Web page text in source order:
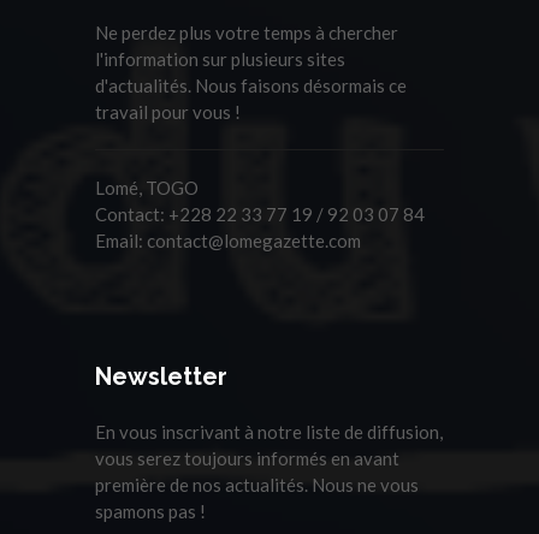
Ne perdez plus votre temps à chercher
l'information sur plusieurs sites
d'actualités. Nous faisons désormais ce
travail pour vous !
Lomé, TOGO
Contact: +228 22 33 77 19 / 92 03 07 84
Email: contact@lomegazette.com
Newsletter
En vous inscrivant à notre liste de diffusion,
vous serez toujours informés en avant
première de nos actualités. Nous ne vous
spamons pas !